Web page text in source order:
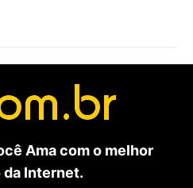
Ama com o melhor
Internet.